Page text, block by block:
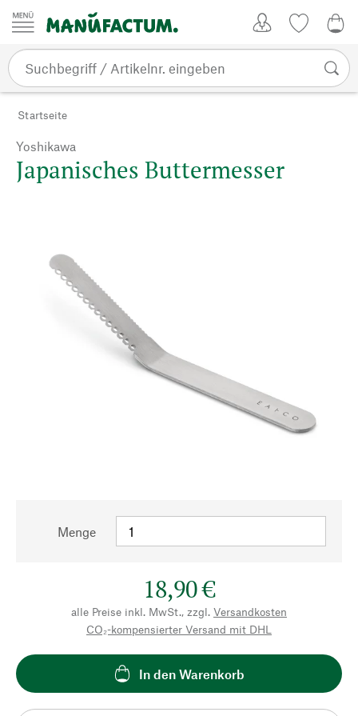
Zum Inhalt springen
Startseite
Yoshikawa
Japanisches Buttermesser
Menge
18,90 €
alle Preise inkl. MwSt., zzgl. Versandkosten
CO₂-kompensierter Versand mit DHL
In den Warenkorb